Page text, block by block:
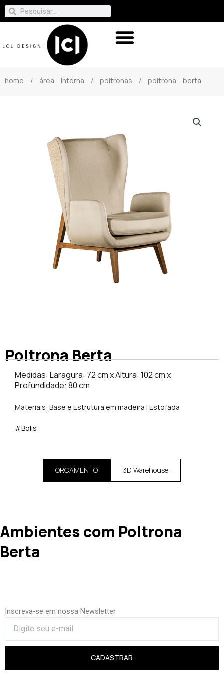
home / área interna / poltronas / poltrona berta
Poltrona Berta
Medidas: Laragura: 72 cm x Altura: 102 cm x
Profundidade: 80 cm
Materiais: Base e Estrutura em madeira | Estofada
#Bolis
ORÇAMENTO 3D Warehouse
Ambientes com Poltrona
Berta
Inscreva-se em nossa Newsletter
CADASTRAR